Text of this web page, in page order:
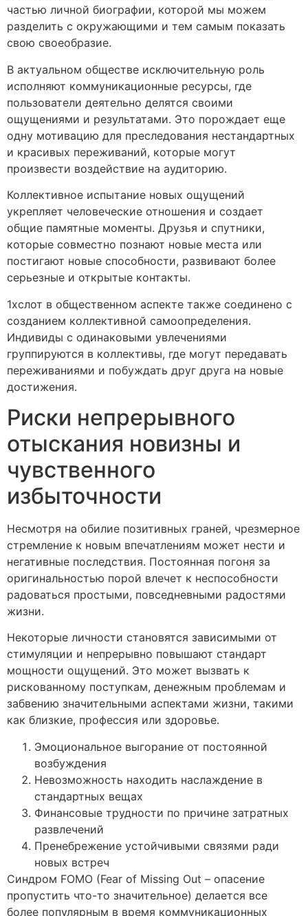
частью личной биографии, которой мы можем
разделить с окружающими и тем самым показать
свою своеобразие.
В актуальном обществе исключительную роль
исполняют коммуникационные ресурсы, где
пользователи деятельно делятся своими
ощущениями и результатами. Это порождает еще
одну мотивацию для преследования нестандартных
и красивых переживаний, которые могут
произвести воздействие на аудиторию.
Коллективное испытание новых ощущений
укрепляет человеческие отношения и создает
общие памятные моменты. Друзья и спутники,
которые совместно познают новые места или
постигают новые способности, развивают более
серьезные и открытые контакты.
1хслот в общественном аспекте также соединено с
созданием коллективной самоопределения.
Индивиды с одинаковыми увлечениями
группируются в коллективы, где могут передавать
переживаниями и побуждать друг друга на новые
достижения.
Риски непрерывного
отыскания новизны и
чувственного
избыточности
Несмотря на обилие позитивных граней, чрезмерное
стремление к новым впечатлениям может нести и
негативные последствия. Постоянная погоня за
оригинальностью порой влечет к неспособности
радоваться простыми, повседневными радостями
жизни.
Некоторые личности становятся зависимыми от
стимуляции и непрерывно повышают стандарт
мощности ощущений. Это может вызвать к
рискованному поступкам, денежным проблемам и
забвению значительными аспектами жизни, такими
как близкие, профессия или здоровье.
Эмоциональное выгорание от постоянной
возбуждения
Невозможность находить наслаждение в
стандартных вещах
Финансовые трудности по причине затратных
развлечений
Пренебрежение устойчивыми связями ради
новых встреч
Синдром FOMO (Fear of Missing Out – опасение
пропустить что-то значительное) делается все
более популярным в время коммуникационных